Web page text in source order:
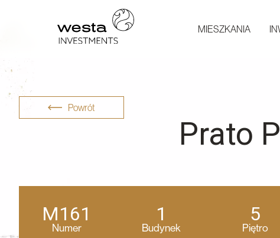
MIESZKANIA
Powrót
Prato
Numer
M161
Budynek
1
Piętro
5